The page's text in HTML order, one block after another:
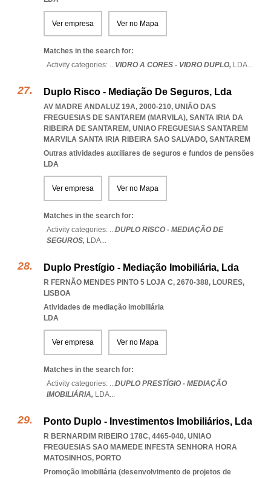
Ver empresa Ver no Mapa
Matches in the search for:
Activity categories: ...VIDRO A CORES - VIDRO DUPLO, LDA...
Duplo Risco - Mediação De Seguros, Lda
AV MADRE ANDALUZ 19A, 2000-210, UNIÃO DAS
FREGUESIAS DE SANTAREM (MARVILA), SANTA IRIA DA
RIBEIRA DE SANTAREM, UNIAO FREGUESIAS SANTAREM
MARVILA SANTA IRIA RIBEIRA SAO SALVADO, SANTAREM
Outras atividades auxiliares de seguros e fundos de pensões
LDA
Ver empresa Ver no Mapa
Matches in the search for:
Activity categories: ...DUPLO RISCO - MEDIAÇÃO DE
SEGUROS, LDA...
Duplo Prestígio - Mediação Imobiliária, Lda
R FERNÃO MENDES PINTO 5 LOJA C, 2670-388, LOURES,
LISBOA
Atividades de mediação imobiliária
LDA
Ver empresa Ver no Mapa
Matches in the search for:
Activity categories: ...DUPLO PRESTÍGIO - MEDIAÇÃO
IMOBILIÁRIA, LDA...
Ponto Duplo - Investimentos Imobiliários, Lda
R BERNARDIM RIBEIRO 178C, 4465-040, UNIAO
FREGUESIAS SAO MAMEDE INFESTA SENHORA HORA
MATOSINHOS, PORTO
Promoção imobiliária (desenvolvimento de projetos de